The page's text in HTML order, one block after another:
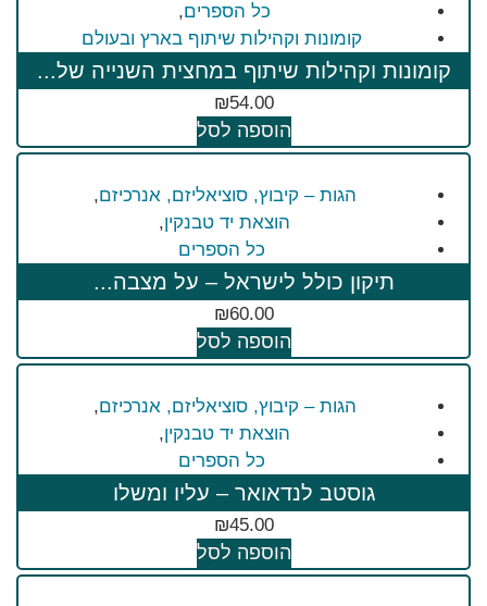
כל הספרים,
קומונות וקהילות שיתוף בארץ ובעולם
קומונות וקהילות שיתוף במחצית השנייה של...
₪54.00
הוספה לסל
הגות – קיבוץ, סוציאליזם, אנרכיזם,
הוצאת יד טבנקין,
כל הספרים
תיקון כולל לישראל – על מצבה...
₪60.00
הוספה לסל
הגות – קיבוץ, סוציאליזם, אנרכיזם,
הוצאת יד טבנקין,
כל הספרים
גוסטב לנדאואר – עליו ומשלו
₪45.00
הוספה לסל